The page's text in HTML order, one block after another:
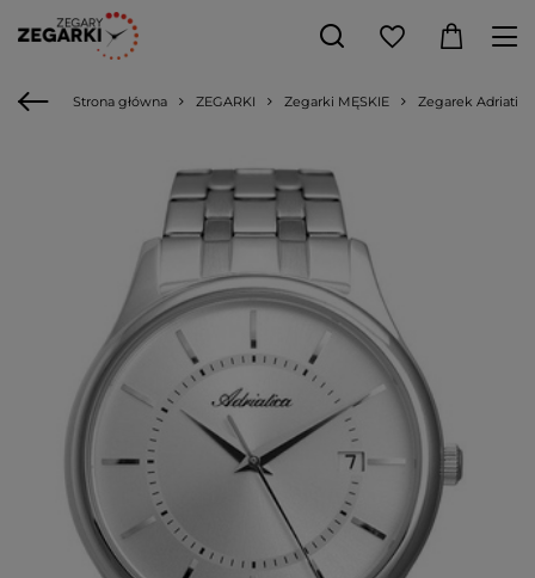
Strona główna ZEGARKI Zegarki MĘSKIE Zegarek Adriatica